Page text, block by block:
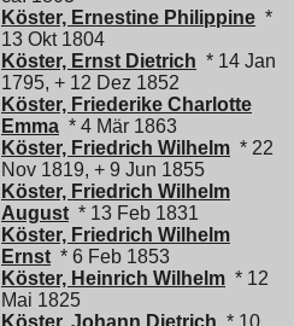
Köster, Ernestine Philippine *
13 Okt 1804
Köster, Ernst Dietrich * 14 Jan
1795, + 12 Dez 1852
Köster, Friederike Charlotte
Emma * 4 Mär 1863
Köster, Friedrich Wilhelm * 22
Nov 1819, + 9 Jun 1855
Köster, Friedrich Wilhelm
August * 13 Feb 1831
Köster, Friedrich Wilhelm
Ernst * 6 Feb 1853
Köster, Heinrich Wilhelm * 12
Mai 1825